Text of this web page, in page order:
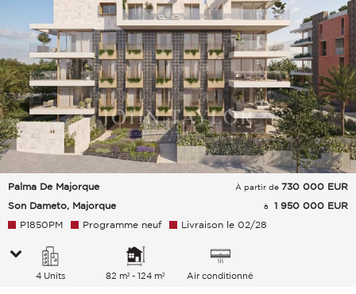
Palma De Majorque
Son Dameto, Majorque
À partir de 730 000 EUR
à
1 950 000 EUR
P1850PM
Programme neuf Livraison le 02/28
4 Units 82 m² - 124 m² Air conditionné